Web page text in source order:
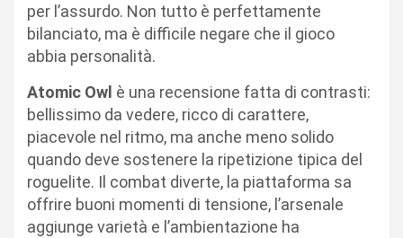
per l’assurdo. Non tutto è perfettamente
bilanciato, ma è difficile negare che il gioco
abbia personalità.
Atomic Owl è una recensione fatta di contrasti:
bellissimo da vedere, ricco di carattere,
piacevole nel ritmo, ma anche meno solido
quando deve sostenere la ripetizione tipica del
roguelite. Il combat diverte, la piattaforma sa
offrire buoni momenti di tensione, l’arsenale
aggiunge varietà e l’ambientazione ha